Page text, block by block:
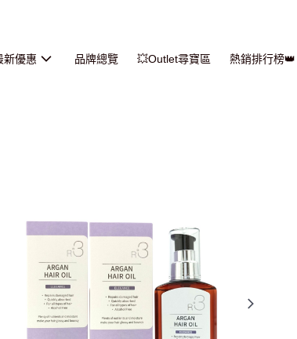
新優惠 品牌總覽 💥Outlet尋寶區 熱銷排行榜👑